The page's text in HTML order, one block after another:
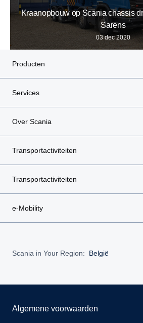
Kraanopbouw op Scania chassis
Sarens
03 dec 2020
Producten
Services
Over Scania
Transportactiviteiten
Transportactiviteiten
e-Mobility
Scania in Your Region: België
Algemene voorwaarden